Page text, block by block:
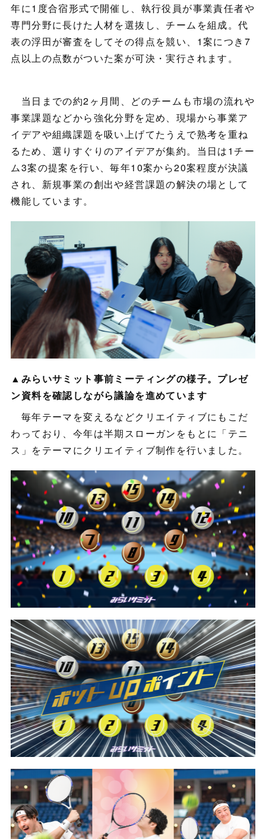
年に1度合宿形式で開催し、執行役員が事業責任者や
専門分野に長けた人材を選抜し、チームを組成。代
表の浮田が審査をしてその得点を競い、1案につき7
点以上の点数がついた案が可決・実行されます。
当日までの約2ヶ月間、どのチームも市場の流れや
事業課題などから強化分野を定め、現場から事業ア
イデアや組織課題を吸い上げてたうえで熟考を重ね
るため、選りすぐりのアイデアが集約。当日は1チー
ム3案の提案を行い、毎年10案から20案程度が決議
され、新規事業の創出や経営課題の解決の場として
機能しています。
▲みらいサミット事前ミーティングの様子。プレゼ
ン資料を確認しながら議論を進めています
毎年テーマを変えるなどクリエイティブにもこだ
わっており、今年は半期スローガンをもとに「テニ
ス」をテーマにクリエイティブ制作を行いました。